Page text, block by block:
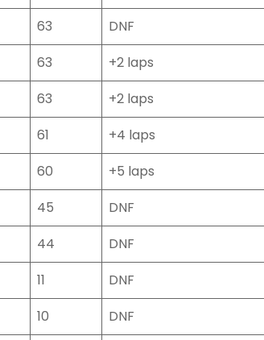
63 DNF
63 +2 laps
63 +2 laps
61 +4 laps
60 +5 laps
45 DNF
44 DNF
11 DNF
10 DNF